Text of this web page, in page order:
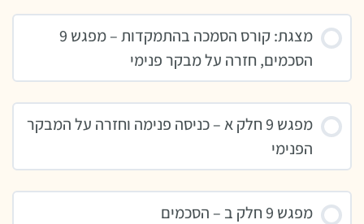
מצגת: קורס הסמכה בהתמקדות – מפגש 9
הסכמים, חזרה על מבקר פנימי
מפגש 9 חלק א – כניסה פנימה וחזרה על המבקר
הפנימי
מפגש 9 חלק ב – הסכמים